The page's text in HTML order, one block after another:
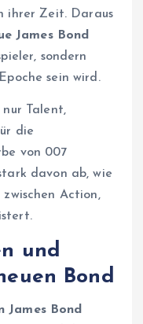
ihrer Zeit. Daraus
James Bond
sondern
sein wird.
Talent,
die
von 007
davon ab, wie
Action,
und
Bond
James Bond